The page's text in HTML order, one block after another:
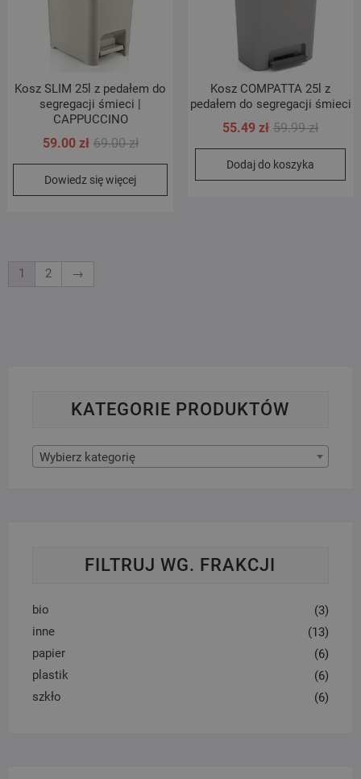
Kosz SLIM 25l z pedałem do
segregacji śmieci |
CAPPUCCINO
69.00złPierwotna
cena
69.00 zł.
59.00 zł
Aktualna
cena
59.00 zł.
Dowiedz się więcej
Kosz COMPATTA 25l z
pedałem do segregacji śmieci
59.99zł
cena
59.99
55.49zł
cena
55.49
Dodaj do koszyka
1 2 →
KATEGORIE PRODUKTÓW
Wybierz kategorię
FILTRUJ WG. FRAKCJI
bio
(3)
inne
(13)
papier
(6)
plastik
(6)
szkło
(6)